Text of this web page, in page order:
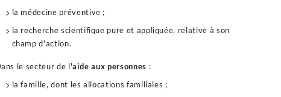
la médecine préventive ;
la recherche scientifique pure et appliquée, relative à son
champ d'action.
le secteur de l'aide aux personnes :
la famille, dont les allocations familiales ;